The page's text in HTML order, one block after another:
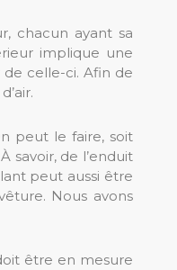
chacun ayant sa
implique une
celle-ci. Afin de
peut le faire, soit
savoir, de l’enduit
peut aussi être
Nous avons
être en mesure